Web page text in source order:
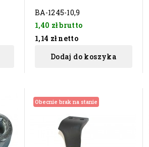
BA-1245-10,9
1,40 złbrutto
1,14 zł netto
Dodaj do koszyka
Obecnie brak na stanie